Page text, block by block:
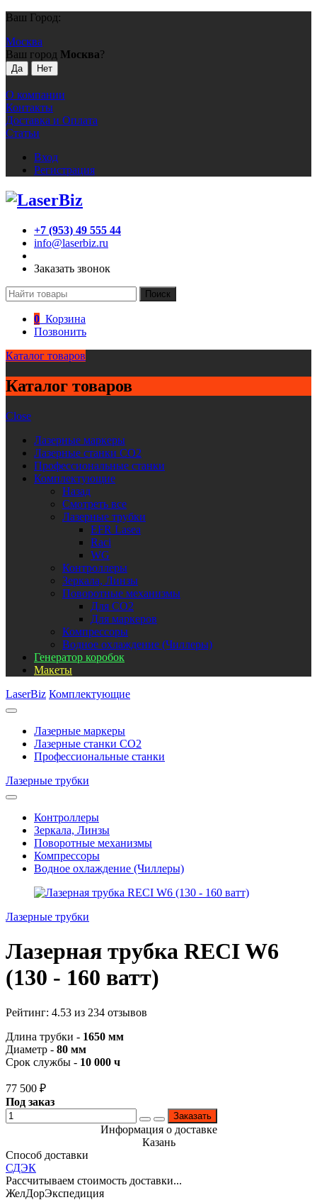
Ваш Город:
Москва
Ваш город Москва?
О компании
Контакты
Доставка и Оплата
Статьи
Вход
Регистрация
+7 (953) 49 555 44
info@laserbiz.ru
Заказать звонок
Поиск
0 Корзина
Позвонить
Каталог товаров
Каталог товаров
Close
Лазерные маркеры
Лазерные станки CO2
Профессиональные станки
Комплектующие
Назад
Смотреть все
Лазерные трубки
EFR Lasea
Raci
WG
Контроллеры
Зеркала, Линзы
Поворотные механизмы
Для CO2
Для маркеров
Компрессоры
Водное охлаждение (Чиллеры)
Генератор коробок
Макеты
LaserBiz Комплектующие
Лазерные маркеры
Лазерные станки CO2
Профессиональные станки
Лазерные трубки
Контроллеры
Зеркала, Линзы
Поворотные механизмы
Компрессоры
Водное охлаждение (Чиллеры)
Лазерные трубки
Лазерная трубка RECI W6
(130 - 160 ватт)
Рейтинг: 4.53 из 234 отзывов
Длина трубки - 1650 мм
Диаметр - 80 мм
Срок службы - 10 000 ч
77 500 ₽
Под заказ
Заказать
Информация о доставке
Казань
Способ доставки
СДЭК
Рассчитываем стоимость доставки...
ЖелДорЭкспедиция